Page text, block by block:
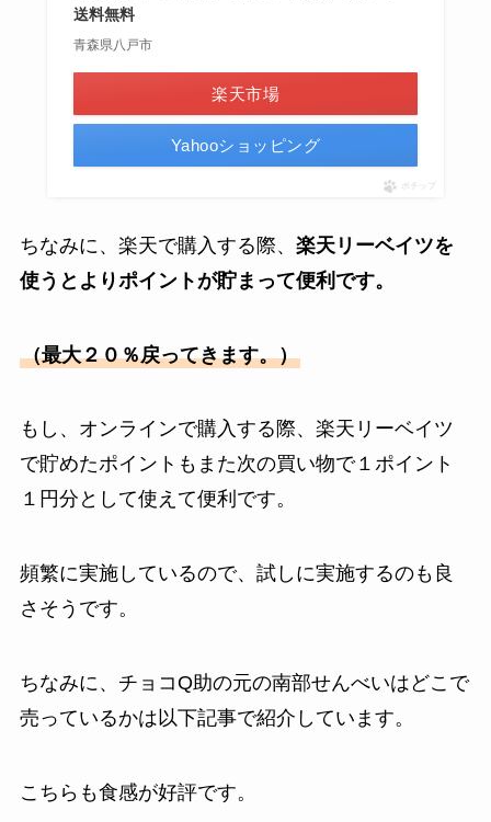
送料無料
青森県八戸市
楽天市場
Yahooショッピング
ポチップ
ちなみに、楽天で購入する際、 楽天リーベイツを
使うとよりポイントが貯まって便利です。
（最大２０％戻ってきます。）
もし、オンラインで購入する際、楽天リーベイツ
で貯めたポイントもまた次の買い物で１ポイント
１円分として使えて便利です。
頻繁に実施しているので、試しに実施するのも良
さそうです。
ちなみに、チョコQ助の元の南部せんべいはどこで
売っているかは以下記事で紹介しています。
こちらも食感が好評です。